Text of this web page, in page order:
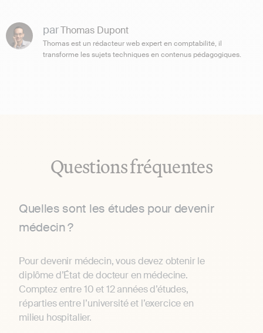
parThomas Dupont
Thomas est un rédacteur web expert en comptabilité, il
transforme les sujets techniques en contenus pédagogiques.
Questions fréquentes
Quelles sont les études pour devenir
médecin ?
Pour devenir médecin, vous devez obtenir le
diplôme d’État de docteur en médecine.
Comptez entre 10 et 12 années d’études,
réparties entre l’université et l’exercice en
milieu hospitalier.